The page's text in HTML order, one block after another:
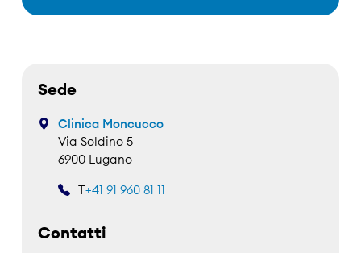
Sede
Clinica Moncucco
Via Soldino 5
6900 Lugano
T+41 91 960 81 11
Contatti